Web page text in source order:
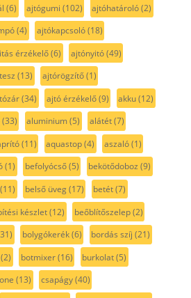
(6) ajtógumi (102) ajtóhatároló(2)
(4) ajtókapcsoló(18)
érzékelő(6) ajtónyitó(49)
(13) ajtórögzítő(1)
(34) ajtó érzékelő(9) akku(12)
(33) aluminium(5) alátét(7)
(11) aquastop(4) aszaló(1)
(1) befolyócső(5) bekötődoboz (9)
(11) belső üveg(17) betét(7)
készlet(12) beőblítőszelep(2)
bolygókerék(6) bordás szíj (21)
(2) botmixer(16) burkolat(5)
(13) csapágy(40)